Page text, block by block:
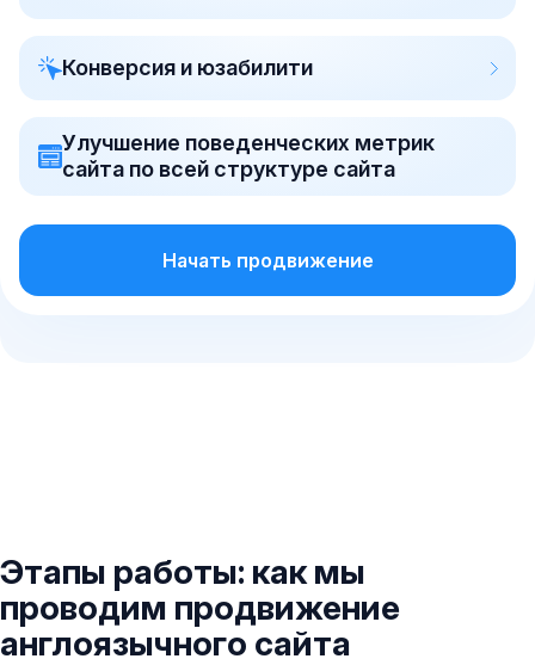
Конверсия и юзабилити
Улучшение поведенческих метрик
сайта по всей структуре сайта
Начать продвижение
Этапы работы: как мы
проводим продвижение
англоязычного сайта